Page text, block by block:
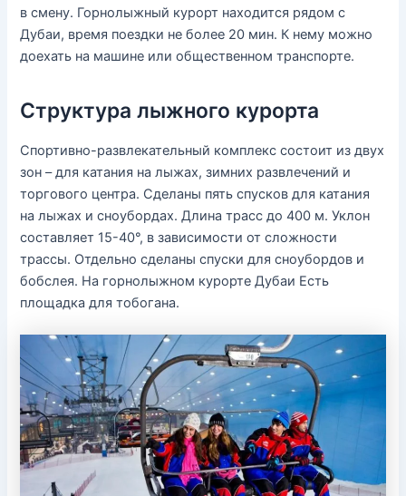
в смену. Горнолыжный курорт находится рядом с
Дубаи, время поездки не более 20 мин. К нему можно
доехать на машине или общественном транспорте.
Структура лыжного курорта
Спортивно-развлекательный комплекс состоит из двух
зон – для катания на лыжах, зимних развлечений и
торгового центра. Сделаны пять спусков для катания
на лыжах и сноубордах. Длина трасс до 400 м. Уклон
составляет 15-40°, в зависимости от сложности
трассы. Отдельно сделаны спуски для сноубордов и
бобслея. На горнолыжном курорте Дубаи Есть
площадка для тобогана.